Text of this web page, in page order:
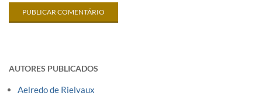
AUTORES PUBLICADOS
Aelredo de Rielvaux